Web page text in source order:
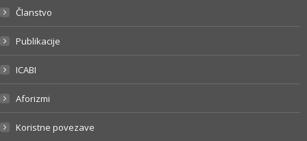
Članstvo
Publikacije
ICABI
Aforizmi
Koristne povezave